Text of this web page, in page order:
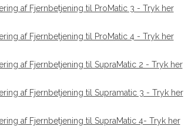
af Fjernbetjening til ProMatic 3 - Tryk her
af Fjernbetjening til ProMatic 4 - Tryk her
af Fjernbetjening til SupraMatic 2 - Tryk her
af Fjernbetjening til Supramatic 3 - Tryk her
af Fjernbetjening til SupraMatic 4- Tryk her